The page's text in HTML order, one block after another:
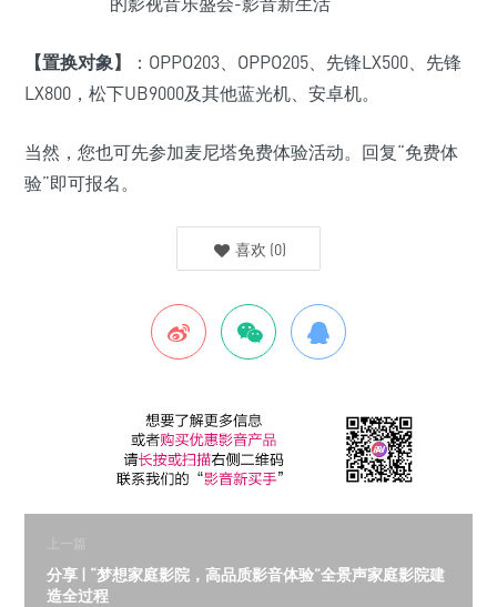
【置换对象】
：OPPO203、OPPO205、先锋LX500、先锋
LX800，松下UB9000及其他蓝光机、安卓机。
当然，您也可先参加麦尼塔免费体验活动。回复“免费体
验”即可报名。
喜欢 (0)
上一篇
分享 | “梦想家庭影院，高品质影音体验”全景声家庭影院建
造全过程